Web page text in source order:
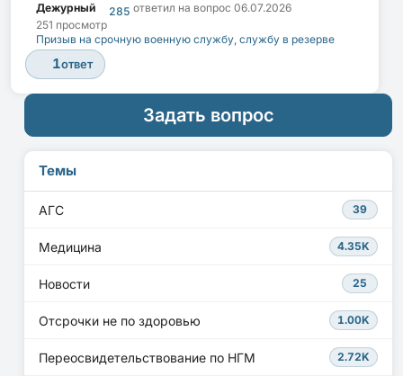
Дежурный 285 ответил на вопрос 06.07.2026
251 просмотр
Призыв на срочную военную службу, службу в резерве
1ответ
Задать вопрос
Темы
АГС 39
Медицина 4.35K
Новости 25
Отсрочки не по здоровью 1.00K
Переосвидетельствование по НГМ 2.72K